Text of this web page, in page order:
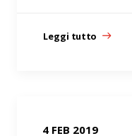
Leggi tutto
4 FEB 2019